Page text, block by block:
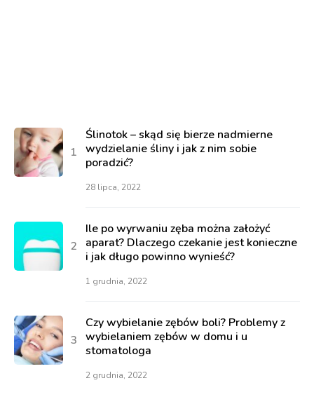
Ślinotok – skąd się bierze nadmierne
wydzielanie śliny i jak z nim sobie
poradzić?
28 lipca, 2022
Ile po wyrwaniu zęba można założyć
aparat? Dlaczego czekanie jest konieczne
i jak długo powinno wynieść?
1 grudnia, 2022
Czy wybielanie zębów boli? Problemy z
wybielaniem zębów w domu i u
stomatologa
2 grudnia, 2022